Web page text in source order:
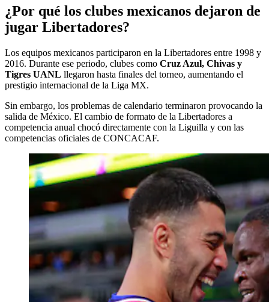
¿Por qué los clubes mexicanos dejaron de
jugar Libertadores?
Los equipos mexicanos participaron en la Libertadores entre 1998 y
2016. Durante ese periodo, clubes como Cruz Azul, Chivas y
Tigres UANL llegaron hasta finales del torneo, aumentando el
prestigio internacional de la Liga MX.
Sin embargo, los problemas de calendario terminaron provocando la
salida de México. El cambio de formato de la Libertadores a
competencia anual chocó directamente con la Liguilla y con las
competencias oficiales de CONCACAF.